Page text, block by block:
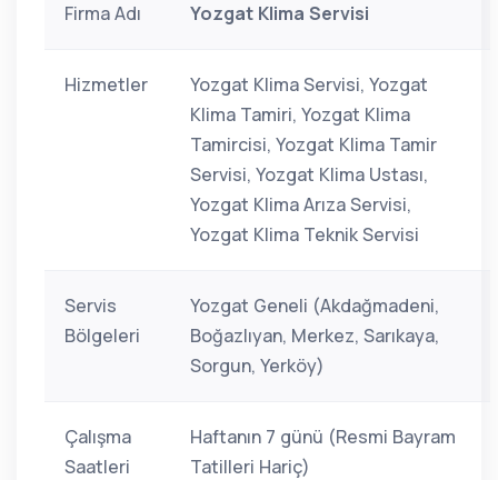
Firma Adı Yozgat Klima Servisi
Hizmetler
Yozgat Klima Servisi, Yozgat
Klima Tamiri, Yozgat Klima
Tamircisi, Yozgat Klima Tamir
Servisi, Yozgat Klima Ustası,
Yozgat Klima Arıza Servisi,
Yozgat Klima Teknik Servisi
Servis
Bölgeleri
Yozgat Geneli (Akdağmadeni,
Boğazlıyan, Merkez, Sarıkaya,
Sorgun, Yerköy)
Çalışma
Saatleri
Haftanın 7 günü (Resmi Bayram
Tatilleri Hariç)